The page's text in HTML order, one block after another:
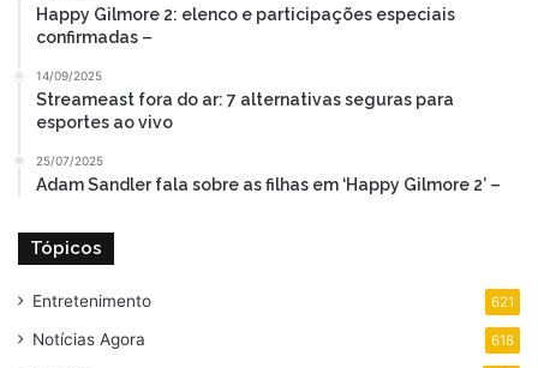
Happy Gilmore 2: elenco e participações especiais
confirmadas –
14/09/2025
Streameast fora do ar: 7 alternativas seguras para
esportes ao vivo
25/07/2025
Adam Sandler fala sobre as filhas em ‘Happy Gilmore 2’ –
Tópicos
Entretenimento 621
Notícias Agora 618